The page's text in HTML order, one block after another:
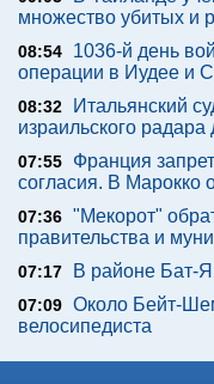
множество убитых и
08:54
1036-й день
операции в Иудее и
08:32
Итальянский
израильского
07:55
Франция
согласия. В Марокко
07:36 "Мекорот"
правительства и
07:17 В районе Бат-
07:09 Около Бейт-
велосипедиста